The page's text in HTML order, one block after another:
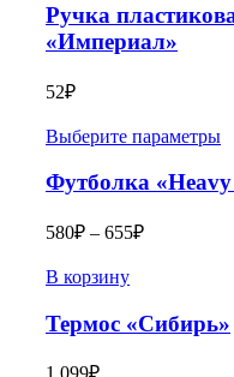
Ручка
«Империал»
52₽
Выберите параметры
Футболка
580₽ – 655₽
В корзину
Термос «Сибирь»